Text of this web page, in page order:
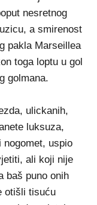
nesretnog
a smirenost
pakla Marseillea
toga loptu u gol
golmana.
ulickanih,
luksuza,
nogomet, uspio
ali koji nije
baš puno onih
otišli tisuću